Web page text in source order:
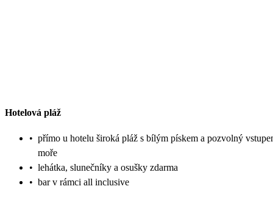
Hotelová pláž
• přímo u hotelu široká pláž s bílým pískem a pozvolný
moře
• lehátka, slunečníky a osušky zdarma
• bar v rámci all inclusive